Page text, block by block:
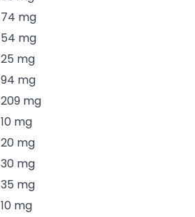
74 mg
54 mg
25 mg
94 mg
209 mg
10 mg
20 mg
30 mg
35 mg
10 mg